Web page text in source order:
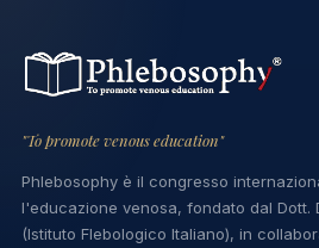
"To promote venous education"
Phlebosophy è il congresso
l'educazione venosa, fondato dal Dott.
(Istituto Flebologico Italiano), in